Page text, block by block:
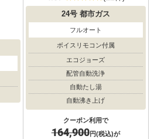
24号都市ガス
フルオート
ボイスリモコン付属
エコジョーズ
配管自動洗浄
自動たし湯
自動沸き上げ
クーポン利用で
164,900円(税込)が